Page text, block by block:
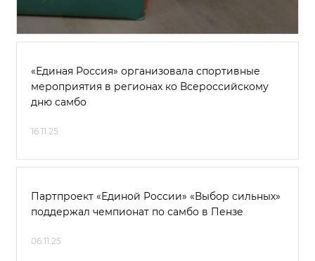
«Единая Россия» организовала спортивные
мероприятия в регионах ко Всероссийскому
дню самбо
16.11.25
Партпроект «Единой России» «Выбор сильных»
поддержал чемпионат по самбо в Пензе
06.11.25